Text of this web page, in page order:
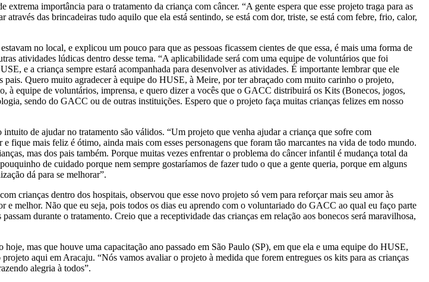
importância para o tratamento da criança com câncer. “A gente espera que esse projeto traga para as
das brincadeiras tudo aquilo que ela está sentindo, se está com dor, triste, se está com febre, frio, calor,
no local, e explicou um pouco para que as pessoas ficassem cientes de que essa, é mais uma forma de
atividades lúdicas dentro desse tema. “A aplicabilidade será com uma equipe de voluntários que foi
e a criança sempre estará acompanhada para desenvolver as atividades. É importante lembrar que ele
Quero muito agradecer à equipe do HUSE, à Meire, por ter abraçado com muito carinho o projeto,
à equipe de voluntários, imprensa, e quero dizer a vocês que o GACC distribuirá os Kits (Bonecos, jogos,
sendo do GACC ou de outras instituições. Espero que o projeto faça muitas crianças felizes em nosso
de ajudar no tratamento são válidos. “Um projeto que venha ajudar a criança que sofre com
fique mais feliz é ótimo, ainda mais com esses personagens que foram tão marcantes na vida de todo mundo.
mas dos pais também. Porque muitas vezes enfrentar o problema do câncer infantil é mudança total da
de cuidado porque nem sempre gostaríamos de fazer tudo o que a gente queria, porque em alguns
dá para se melhorar”.
crianças dentro dos hospitais, observou que esse novo projeto só vem para reforçar mais seu amor às
e melhor. Não que eu seja, pois todos os dias eu aprendo com o voluntariado do GACC ao qual eu faço parte
durante o tratamento. Creio que a receptividade das crianças em relação aos bonecos será maravilhosa,
mas que houve uma capacitação ano passado em São Paulo (SP), em que ela e uma equipe do HUSE,
aqui em Aracaju. “Nós vamos avaliar o projeto à medida que forem entregues os kits para as crianças
alegria à todos”.